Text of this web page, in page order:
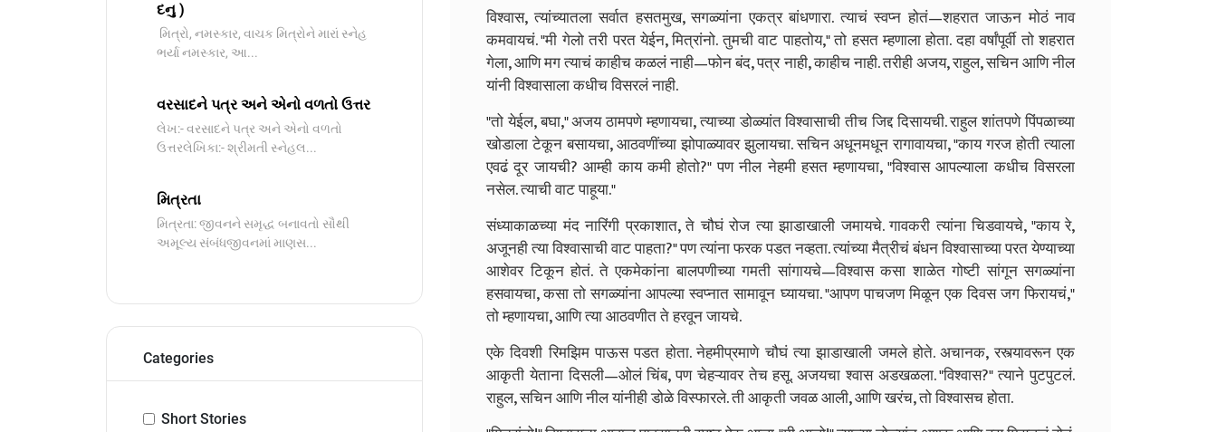
દનુ )
મિત્રો, નમસ્કાર, વાચક મિત્રોને મારાં સ્નેહ
ભર્યા નમસ્કાર, આ...
વરસાદને પત્ર અને એનો વળતો ઉત્તર
લેખ:- વરસાદને પત્ર અને એનો વળતો
ઉત્તરલેખિકા:- શ્રીમતી સ્નેહલ...
મિત્રતા
મિત્રતા: જીવનને સમૃદ્ધ બનાવતો સૌથી
અમૂલ્ય સંબંધજીવનમાં માણસ...
Categories
Short Stories
विश्वास, त्यांच्यातला सर्वात हसतमुख, सगळ्यांना एकत्र बांधणारा. त्याचं स्वप्न होतं—शहरात जाऊन मोठं नाव
कमवायचं. "मी गेलो तरी परत येईन, मित्रांनो. तुमची वाट पाहतोय," तो हसत म्हणाला होता. दहा वर्षांपूर्वी तो शहरात
गेला, आणि मग त्याचं काहीच कळलं नाही—फोन बंद, पत्र नाही, काहीच नाही. तरीही अजय, राहुल, सचिन आणि नील
यांनी विश्वासाला कधीच विसरलं नाही.
"तो येईल, बघा," अजय ठामपणे म्हणायचा, त्याच्या डोळ्यांत विश्वासाची तीच जिद्द दिसायची. राहुल शांतपणे पिंपळाच्या
खोडाला टेकून बसायचा, आठवणींच्या झोपाळ्यावर झुलायचा. सचिन अधूनमधून रागावायचा, "काय गरज होती त्याला
एवढं दूर जायची? आम्ही काय कमी होतो?" पण नील नेहमी हसत म्हणायचा, "विश्वास आपल्याला कधीच विसरला
नसेल. त्याची वाट पाहूया."
संध्याकाळच्या मंद नारिंगी प्रकाशात, ते चौघं रोज त्या झाडाखाली जमायचे. गावकरी त्यांना चिडवायचे, "काय रे,
अजूनही त्या विश्वासाची वाट पाहता?" पण त्यांना फरक पडत नव्हता. त्यांच्या मैत्रीचं बंधन विश्वासाच्या परत येण्याच्या
आशेवर टिकून होतं. ते एकमेकांना बालपणीच्या गमती सांगायचे—विश्वास कसा शाळेत गोष्टी सांगून सगळ्यांना
हसवायचा, कसा तो सगळ्यांना आपल्या स्वप्नात सामावून घ्यायचा. "आपण पाचजण मिळून एक दिवस जग फिरायचं,"
तो म्हणायचा, आणि त्या आठवणीत ते हरवून जायचे.
एके दिवशी रिमझिम पाऊस पडत होता. नेहमीप्रमाणे चौघं त्या झाडाखाली जमले होते. अचानक, रस्त्यावरून एक
आकृती येताना दिसली—ओलं चिंब, पण चेहऱ्यावर तेच हसू. अजयचा श्वास अडखळला. "विश्वास?" त्याने पुटपुटलं.
राहुल, सचिन आणि नील यांनीही डोळे विस्फारले. ती आकृती जवळ आली, आणि खरंच, तो विश्वासच होता.